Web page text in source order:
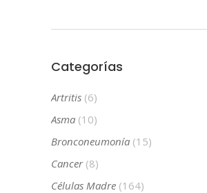
Categorías
Artritis (6)
Asma (10)
Bronconeumonía (15)
Cancer(8)
Células Madre (164)